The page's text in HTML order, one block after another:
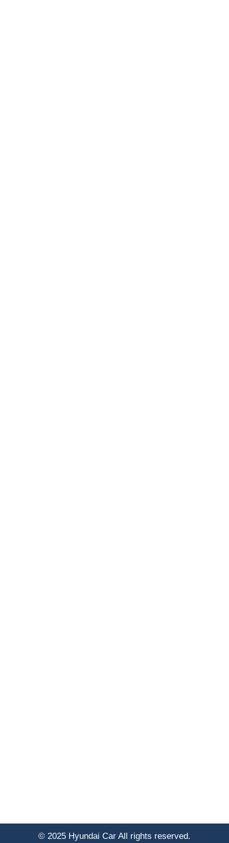
© 2025 Hyundai Car All rights reserved.